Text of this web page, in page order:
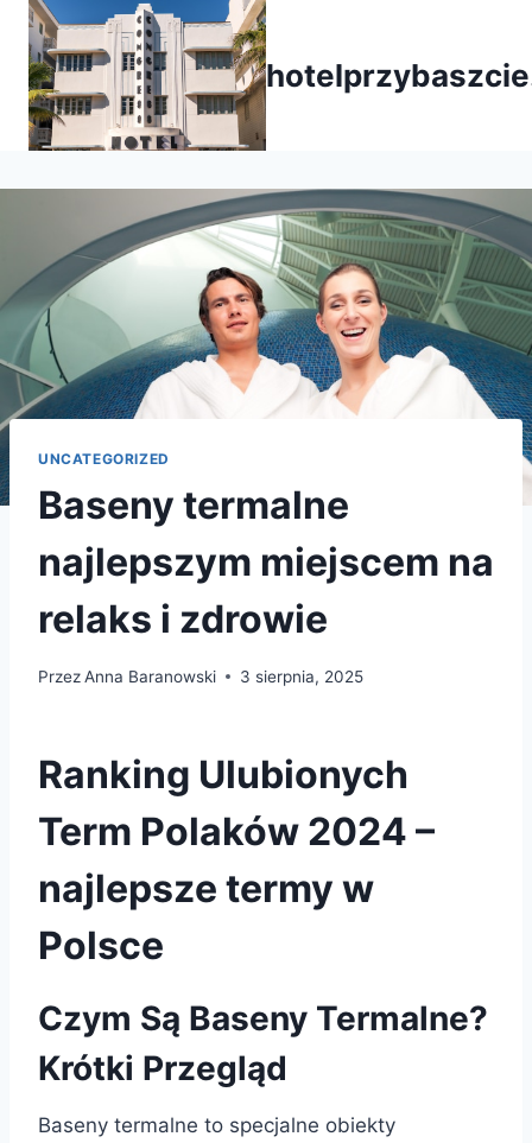
Przejdź
treści
UNCATEGORIZED
Baseny termalne
najlepszym miejscem na
relaks i zdrowie
PrzezAnna Baranowski 3 sierpnia, 2025
Ranking Ulubionych
Term Polaków 2024 –
najlepsze termy w
Polsce
Czym Są Baseny Termalne?
Krótki Przegląd
Baseny termalne to specjalne obiekty